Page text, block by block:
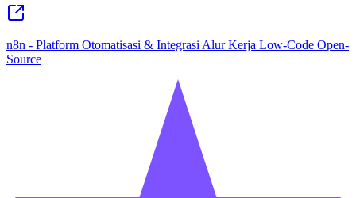
n8n - Platform Otomatisasi & Integrasi Alur Kerja Low-Code Open-
Source